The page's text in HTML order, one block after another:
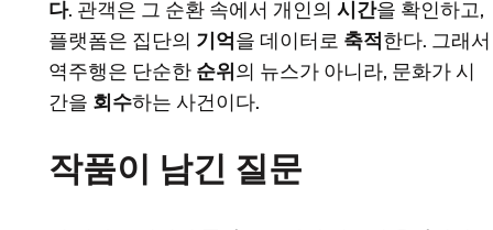
다. 관객은 그 순환 속에서 개인의 시간을 확인하고,
플랫폼은 집단의 기억 을 데이터로 축적 한다. 그래서
역주행은 단순한 순위 의 뉴스가 아니라, 문화가 시
간을 회수하는 사건이다.
작품이 남긴 질문